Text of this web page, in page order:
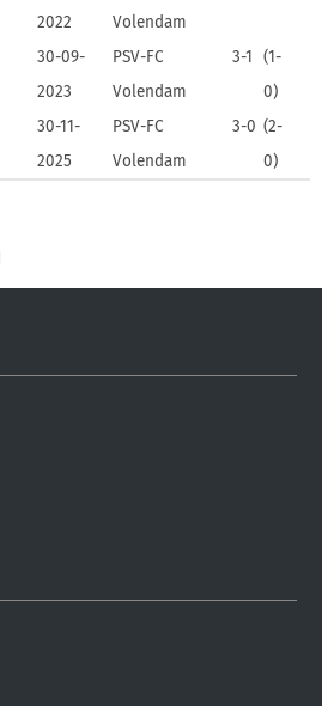
2022
Volendam
30-09-
2023
PSV-FC
Volendam
3-1 (1-
0)
30-11-
2025
PSV-FC
Volendam
3-0 (2-
0)